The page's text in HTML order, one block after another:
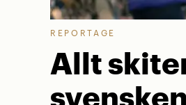
REPORTAGE
Allt